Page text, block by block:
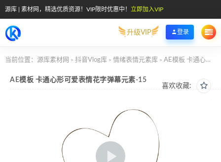
源库 | 素材网，精选优质资源！VIP限时优惠中！ 立即加入VIP
升级VIP 登录
当前位置： 源库素材网 > 抖音Vlog库 > 情绪表情元素库 > AE模板 卡通心形可爱表情花字弹幕元素-15
喜欢收藏:
AE模板 卡通心形可爱表情花字弹幕元素-15